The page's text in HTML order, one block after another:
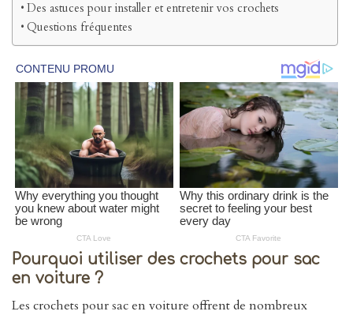
Des astuces pour installer et entretenir vos crochets
Questions fréquentes
Pourquoi utiliser des crochets pour sac
en voiture ?
Les crochets pour sac en voiture offrent de nombreux